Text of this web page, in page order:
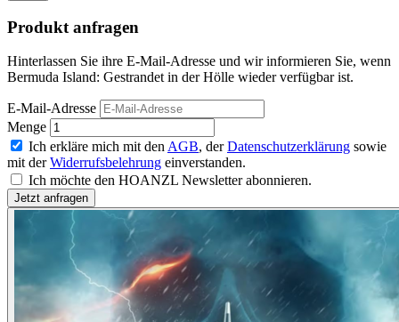
Produkt anfragen
Hinterlassen Sie ihre E-Mail-Adresse und wir informieren Sie, wenn
Bermuda Island: Gestrandet in der Hölle wieder verfügbar ist.
E-Mail-Adresse
Menge
Ich erkläre mich mit den AGB, derDatenschutzerklärung sowie
mit derWiderrufsbelehrung einverstanden.
Ich möchte den HOANZL Newsletter abonnieren.